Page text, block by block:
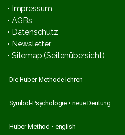
• Impressum
• AGBs
• Datenschutz
• Newsletter
• Sitemap (Seitenübersicht)
Die Huber-Methode lehren
Symbol-Psychologie • neue Deutung
Huber Method • english